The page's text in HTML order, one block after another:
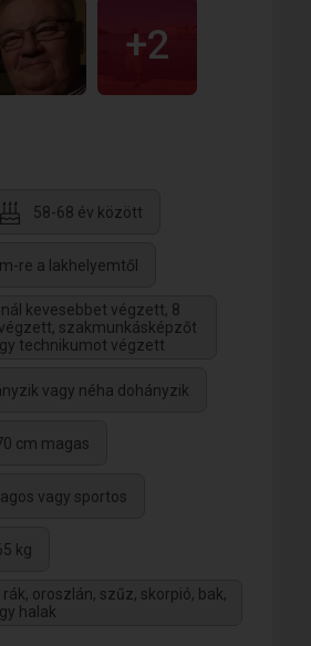
+2
58-68 év között
re a lakhelyemtől
kevesebbet végzett, 8
szakmunkásképzőt
technikumot végzett
vagy néha dohányzik
cm magas
vagy sportos
kg
rák, oroszlán, szűz, skorpió, bak,
halak